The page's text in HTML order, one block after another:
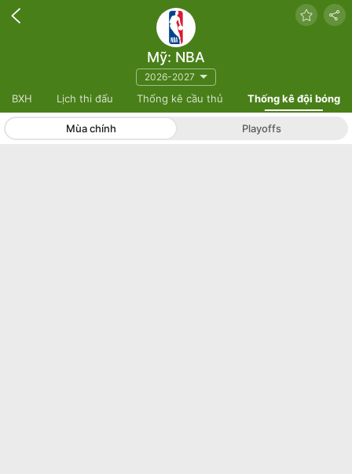
Mỹ: NBA
2026-2027
BXH Lịch thi đấu Thống kê cầu thủ Thống kê đội bóng
Mùa chính Playoffs